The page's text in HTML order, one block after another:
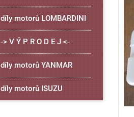
díly motorů LOMBARDINI
-> V Ý P R O D E J <-
díly motorů YANMAR
díly motorů ISUZU